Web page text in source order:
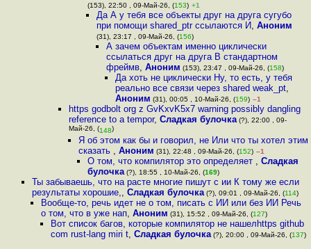
(153), 22:50 , 09-Май-26, (153) +1
Да А у тебя все объекты друг на друга сугубо
при помощи shared_ptr ссылаются И,Аноним
(31), 23:17 , 09-Май-26, (156)
А зачем объектам именно циклически
ссылаться друг на друга В стандартном
фреймв, Аноним (153), 23:47 , 09-Май-26, (158)
Да хоть не циклически Ну, то есть, у тебя
реально все связи через shared weak_pt,
Аноним (31), 00:05 , 10-Май-26, (159) –1
https godbolt org z GvKxvK5x7 warning possibly dangling
reference to a tempor,Сладкая булочка (?), 22:00 , 09-
Май-26, (148)
Я об этом как бы и говорил, не Или что ты хотел этим
сказать , Аноним (31), 22:48 , 09-Май-26, (152) –1
О том, что компилятор это определяет , Сладкая
булочка(?), 18:55 , 10-Май-26, (169)
Ты забываешь, что на расте многие пишут с ии К тому же если
результаты хорошие,, Сладкая булочка(?), 09:01 , 09-Май-26, (114)
Вообще-то, речь идет не о том, писать с ИИ или без ИИ Речь
о том, что в уже нап,Аноним (31), 15:52 , 09-Май-26, (127)
Вот список багов, которые компилятор не нашелhttps github
com rust-lang miri t, Сладкая булочка(?), 20:00 , 09-Май-26, (137)